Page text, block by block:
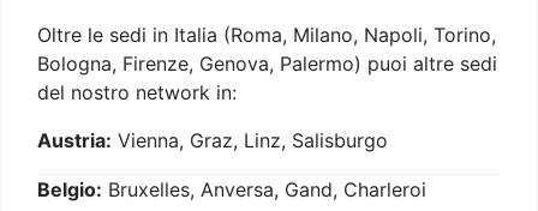
Oltre le sedi in Italia (Roma, Milano, Napoli, Torino,
Bologna, Firenze, Genova, Palermo) puoi altre sedi
del nostro network in:
Austria: Vienna, Graz, Linz, Salisburgo
Belgio: Bruxelles, Anversa, Gand, Charleroi